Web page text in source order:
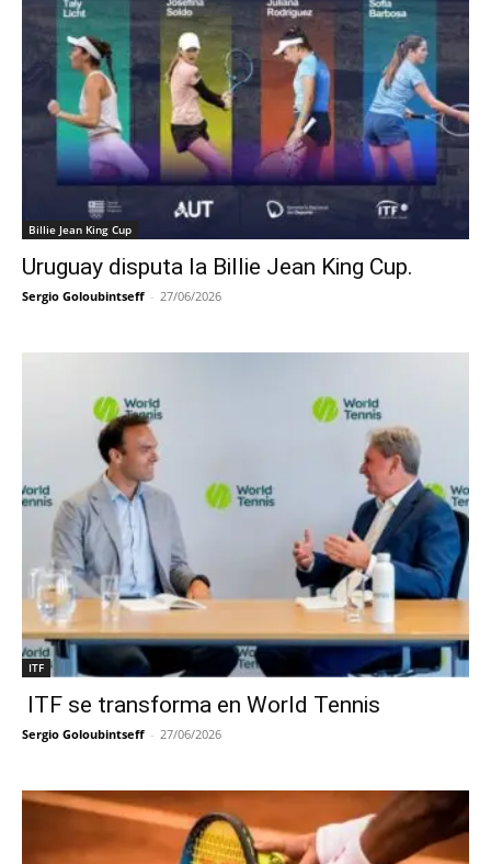
Billie Jean King Cup
Uruguay disputa la Billie Jean King Cup.
Sergio Goloubintseff - 27/06/2026
ITF
ITF se transforma en World Tennis
Sergio Goloubintseff - 27/06/2026